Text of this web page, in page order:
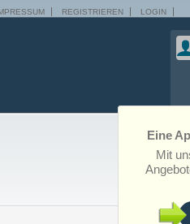
REGISTRIEREN LOGIN
Eine
Mit